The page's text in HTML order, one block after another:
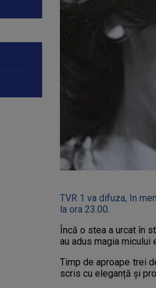
TVR 1 va difuza, In
la ora 23.00.
Încă o stea a urcat în
au adus magia micului
Timp de aproape trei
scris cu eleganță și